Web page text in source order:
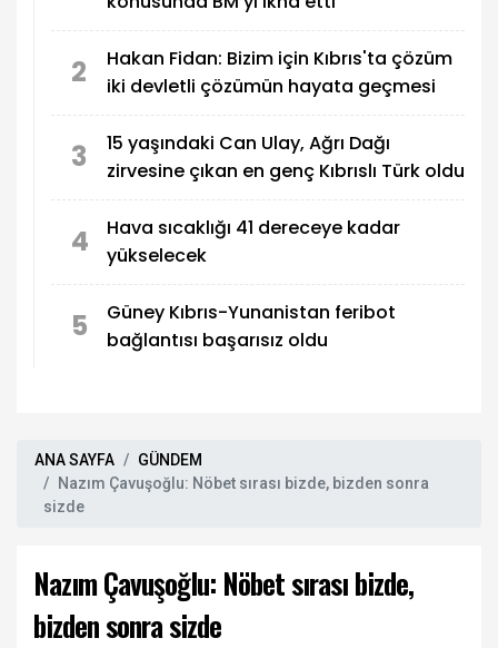
2
Hakan Fidan: Bizim için Kıbrıs'ta çözüm
iki devletli çözümün hayata geçmesi
3
15 yaşındaki Can Ulay, Ağrı Dağı
zirvesine çıkan en genç Kıbrıslı Türk oldu
4
Hava sıcaklığı 41 dereceye kadar
yükselecek
5
Güney Kıbrıs-Yunanistan feribot
bağlantısı başarısız oldu
ANA SAYFA
GÜNDEM
Nazım Çavuşoğlu: Nöbet sırası bizde, bizden sonra
sizde
Nazım Çavuşoğlu: Nöbet sırası bizde,
bizden sonra sizde